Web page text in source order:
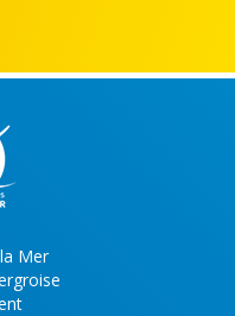
Mer